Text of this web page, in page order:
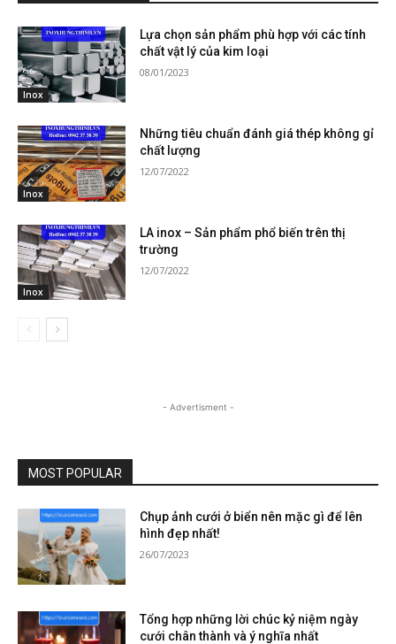
Inox
Lựa chọn sản phẩm phù hợp với các tính
chất vật lý của kim loại
08/01/2023
Inox
Những tiêu chuẩn đánh giá thép không gỉ
chất lượng
12/07/2022
Inox
LA inox – Sản phẩm phổ biến trên thị
trường
12/07/2022
- Advertisment -
MOST POPULAR
Chụp ảnh cưới ở biển nên mặc gì để lên
hình đẹp nhất!
26/07/2023
Tổng hợp những lời chúc kỷ niệm ngày
cưới chân thành và ý nghĩa nhất